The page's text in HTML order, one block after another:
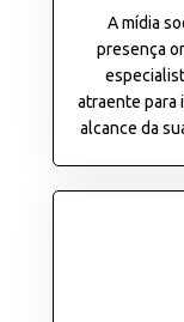
A mídia
presença
atraente para
alcance da